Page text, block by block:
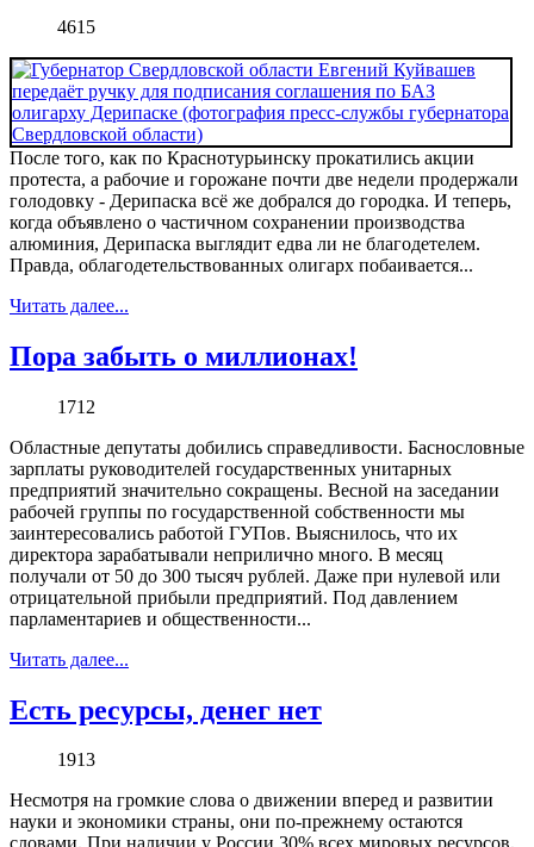
4615
После того, как по Краснотурьинску прокатились акции
протеста, а рабочие и горожане почти две недели продержали
голодовку - Дерипаска всё же добрался до городка. И теперь,
когда объявлено о частичном сохранении производства
алюминия, Дерипаска выглядит едва ли не благодетелем.
Правда, облагодетельствованных олигарх побаивается...
Читать далее...
Пора забыть о миллионах!
1712
Областные депутаты добились справедливости. Баснословные
зарплаты руководителей государственных унитарных
предприятий значительно сокращены. Весной на заседании
рабочей группы по государственной собственности мы
заинтересовались работой ГУПов. Выяснилось, что их
директора зарабатывали неприлично много. В месяц
получали от 50 до 300 тысяч рублей. Даже при нулевой или
отрицательной прибыли предприятий. Под давлением
парламентариев и общественности...
Читать далее...
Есть ресурсы, денег нет
1913
Несмотря на громкие слова о движении вперед и развитии
науки и экономики страны, они по-прежнему остаются